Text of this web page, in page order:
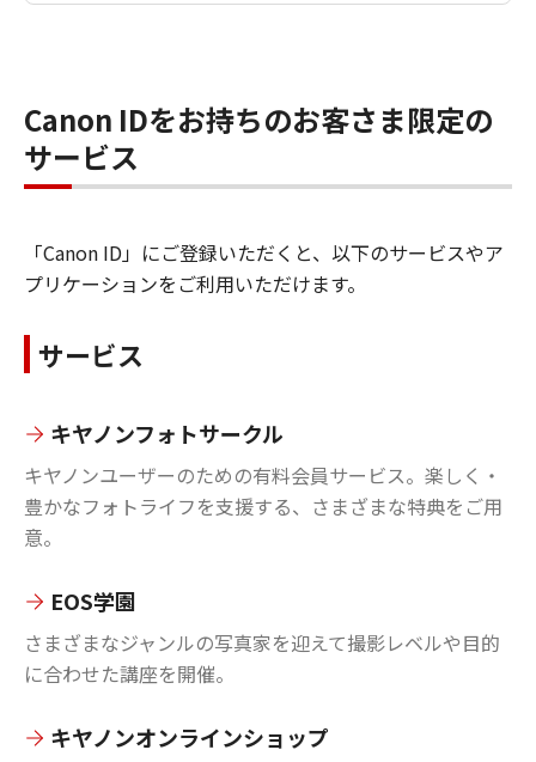
Canon IDをお持ちのお客さま限定の
サービス
「Canon ID」にご登録いただくと、以下のサービスやア
プリケーションをご利用いただけます。
サービス
キヤノンフォトサークル
キヤノンユーザーのための有料会員サービス。楽しく・
豊かなフォトライフを支援する、さまざまな特典をご用
意。
EOS学園
さまざまなジャンルの写真家を迎えて撮影レベルや目的
に合わせた講座を開催。
キヤノンオンラインショップ